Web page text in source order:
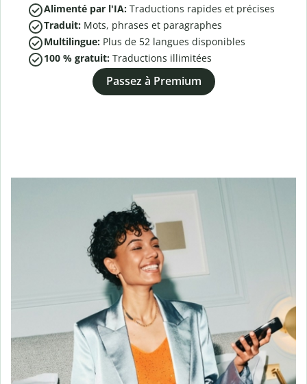
Alimenté par l'IA: Traductions rapides et précises
Traduit: Mots, phrases et paragraphes
Multilingue: Plus de 52 langues disponibles
100 % gratuit: Traductions illimitées
Passez à Premium